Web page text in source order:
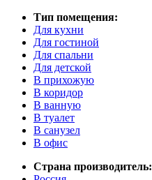
Тип помещения:
Для кухни
Для гостиной
Для спальни
Для детской
В прихожую
В коридор
В ванную
В туалет
В санузел
В офис
Страна производитель: